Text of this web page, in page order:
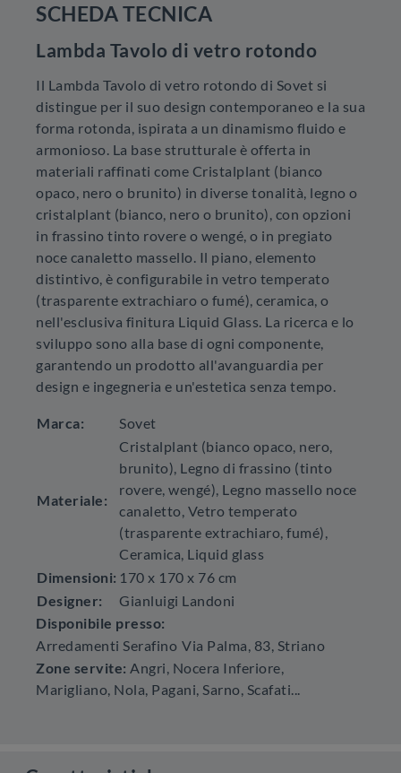
SCHEDA TECNICA
Lambda Tavolo di vetro rotondo
Il Lambda Tavolo di vetro rotondo di Sovet si
distingue per il suo design contemporaneo e la sua
forma rotonda, ispirata a un dinamismo fluido e
armonioso. La base strutturale è offerta in
materiali raffinati come Cristalplant (bianco
opaco, nero o brunito) in diverse tonalità, legno o
cristalplant (bianco, nero o brunito), con opzioni
in frassino tinto rovere o wengé, o in pregiato
noce canaletto massello. Il piano, elemento
distintivo, è configurabile in vetro temperato
(trasparente extrachiaro o fumé), ceramica, o
nell'esclusiva finitura Liquid Glass. La ricerca e lo
sviluppo sono alla base di ogni componente,
garantendo un prodotto all'avanguardia per
design e ingegneria e un'estetica senza tempo.
Marca: Sovet
Materiale:
Cristalplant (bianco opaco, nero,
brunito), Legno di frassino (tinto
rovere, wengé), Legno massello noce
canaletto, Vetro temperato
(trasparente extrachiaro, fumé),
Ceramica, Liquid glass
Dimensioni: 170 x 170 x 76 cm
Designer:
Gianluigi Landoni
Disponibile presso:
Arredamenti Serafino Via Palma, 83, Striano
Zone servite: Angri, Nocera Inferiore,
Marigliano, Nola, Pagani, Sarno, Scafati...